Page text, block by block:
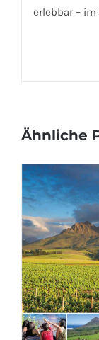
erlebbar – im
Ähnliche